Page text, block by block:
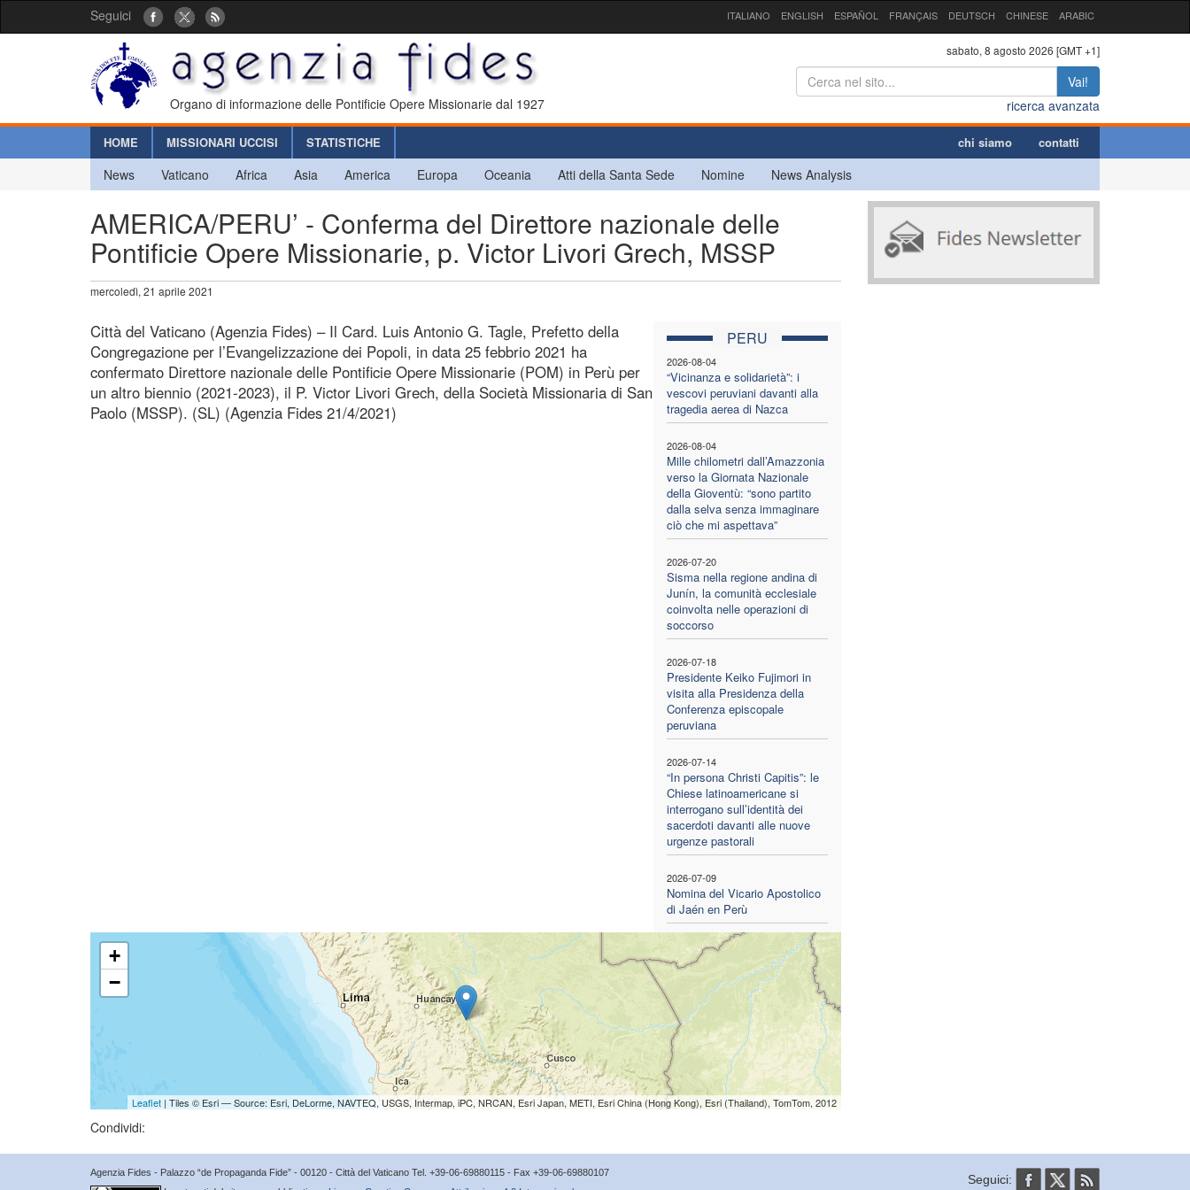
Seguici ITALIANO ENGLISH ESPAÑOL FRANÇAIS DEUTSCH CHINESE ARABIC
Organo di informazione delle Pontificie Opere Missionarie dal 1927
sabato, 8 agosto 2026 [GMT +1]
Vai!
ricerca avanzata
HOME MISSIONARI UCCISI STATISTICHE chi siamo contatti
News Vaticano Africa Asia America Europa Oceania Atti della Santa Sede Nomine News Analysis
AMERICA/PERU’ - Conferma del Direttore nazionale delle
Pontificie Opere Missionarie, p. Victor Livori Grech, MSSP
mercoledì, 21 aprile 2021
PERU
2026-08-04
“Vicinanza e solidarietà”: i
vescovi peruviani davanti alla
tragedia aerea di Nazca
2026-08-04
Mille chilometri dall’Amazzonia
verso la Giornata Nazionale
della Gioventù: “sono partito
dalla selva senza immaginare
ciò che mi aspettava”
2026-07-20
Sisma nella regione andina di
Junín, la comunità ecclesiale
coinvolta nelle operazioni di
soccorso
2026-07-18
Presidente Keiko Fujimori in
visita alla Presidenza della
Conferenza episcopale
peruviana
2026-07-14
“In persona Christi Capitis”: le
Chiese latinoamericane si
interrogano sull’identità dei
sacerdoti davanti alle nuove
urgenze pastorali
2026-07-09
Nomina del Vicario Apostolico
di Jaén en Perù
Città del Vaticano (Agenzia Fides) – Il Card. Luis Antonio G. Tagle, Prefetto della
Congregazione per l’Evangelizzazione dei Popoli, in data 25 febbrio 2021 ha
confermato Direttore nazionale delle Pontificie Opere Missionarie (POM) in Perù per
un altro biennio (2021-2023), il P. Victor Livori Grech, della Società Missionaria di San
Paolo (MSSP). (SL) (Agenzia Fides 21/4/2021)
+
−
Leaflet| Tiles © Esri — Source: Esri, DeLorme, NAVTEQ, USGS, Intermap, iPC, NRCAN, Esri Japan, METI, Esri China (Hong Kong), Esri (Thailand), TomTom, 2012
Condividi:
Agenzia Fides - Palazzo “de Propaganda Fide” - 00120 - Città del Vaticano Tel. +39-06-69880115 - Fax +39-06-69880107
Seguici: